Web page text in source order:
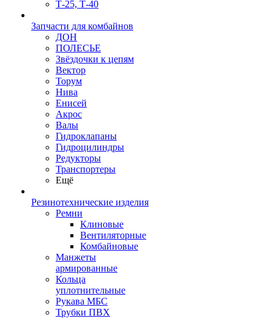
Т-25, Т-40
Запчасти для комбайнов
ДОН
ПОЛЕСЬЕ
Звёздочки к цепям
Вектор
Торум
Нива
Енисей
Акрос
Валы
Гидроклапаны
Гидроцилиндры
Редукторы
Транспортеры
Ещё
Резинотехнические изделия
Ремни
Клиновые
Вентиляторные
Комбайновые
Манжеты
армированные
Кольца
уплотнительные
Рукава МБС
Трубки ПВХ